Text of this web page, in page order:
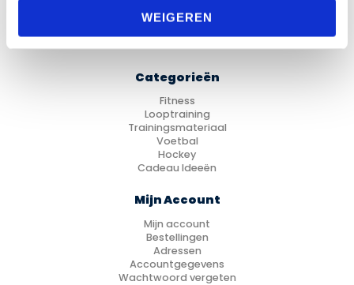
WEIGEREN
Categorieën
Fitness
Looptraining
Trainingsmateriaal
Voetbal
Hockey
Cadeau Ideeën
Mijn Account
Mijn account
Bestellingen
Adressen
Accountgegevens
Wachtwoord vergeten